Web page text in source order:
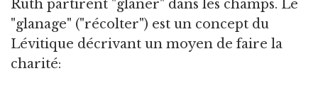
Ruth partirent "glaner" dans les champs. Le
"glanage" ("récolter") est un concept du
Lévitique décrivant un moyen de faire la
charité: